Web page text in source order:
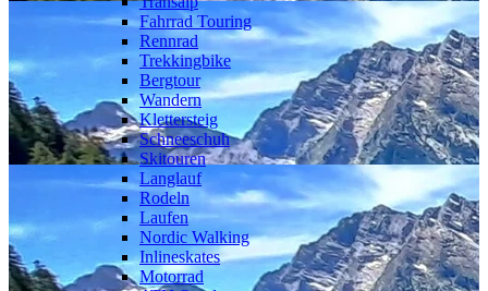
Fahrrad Touring
Rennrad
Trekkingbike
Bergtour
Wandern
Klettersteig
Schneeschuh
Skitouren
Langlauf
Rodeln
Laufen
Nordic Walking
Inlineskates
Motorrad